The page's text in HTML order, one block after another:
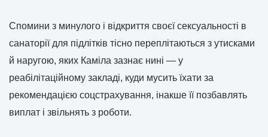
Спомини з минулого і відкриття своєї сексуальності в
санаторії для підлітків тісно переплітаються з утисками
й наругою, яких Каміла зазнає нині — у
реабілітаційному закладі, куди мусить їхати за
рекомендацією соцстрахування, інакше її позбавлять
виплат і звільнять з роботи.